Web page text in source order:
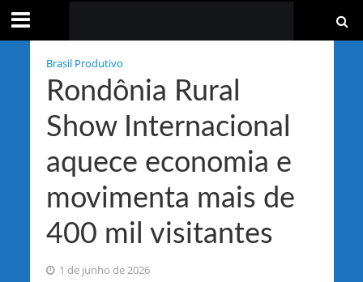
Brasil Produtivo
Rondônia Rural
Show Internacional
aquece economia e
movimenta mais de
400 mil visitantes
1 de junho de 2026